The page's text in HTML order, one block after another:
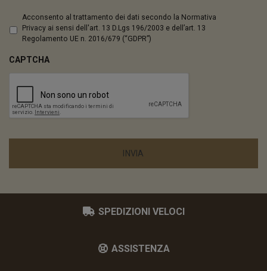
Acconsento al trattamento dei dati secondo la Normativa
Privacy ai sensi dell'art. 13 D.Lgs 196/2003 e dell’art. 13
Regolamento UE n. 2016/679 (“GDPR”)
CAPTCHA
SPEDIZIONI VELOCI
ASSISTENZA